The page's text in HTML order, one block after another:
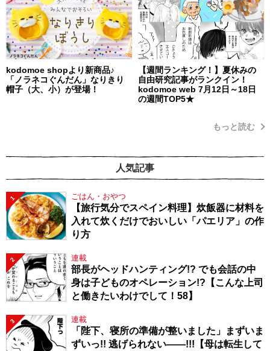
kodomoe shopより新商品♪
「ノラネコぐんだん」なりきり
帽子（大、小）が登場！
【週間ランキング！】夏休みの
自由研究記事がランクイン！
kodomoe web 7月12日～18日
の週間TOP5★
もっと読む
人気記事
1 ごはん・おやつ
【旅行気分でスペイン料理】炊飯器に材料を
入れて炊くだけでおいしい「パエリア」の作
り方
2 連載
部長がヘッドハンティング!? でも会話の中
身は子どものオペレーション!?【こんな上司
と働きたいわけでして！58】
3 連載
「陛下、寝所の準備が整いました」まずいま
ずいっ!! 逃げられない――!!!【母は転生して